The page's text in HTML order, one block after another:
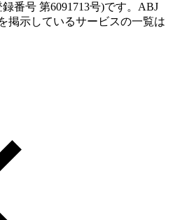
番号 第6091713号)です。ABJ
掲示しているサービスの一覧は